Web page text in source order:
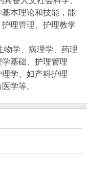
本理论和技能，能
理管理、护理教学
物学、病理学、药理
基础、护理管理
学、妇产科护理
学等。